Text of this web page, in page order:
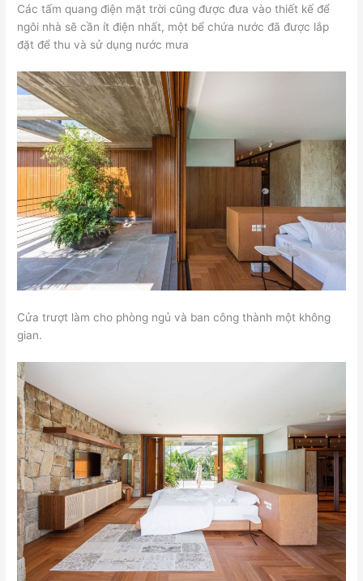
Các tấm quang điện mặt trời cũng được đưa vào thiết kế để
ngôi nhà sẽ cần ít điện nhất, một bể chứa nước đã được lắp
đặt để thu và sử dụng nước mưa
Cửa trượt làm cho phòng ngủ và ban công thành một không
gian.